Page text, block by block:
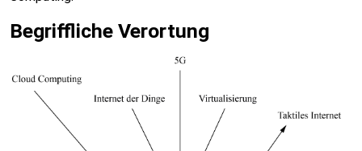
Begriffliche Verortung